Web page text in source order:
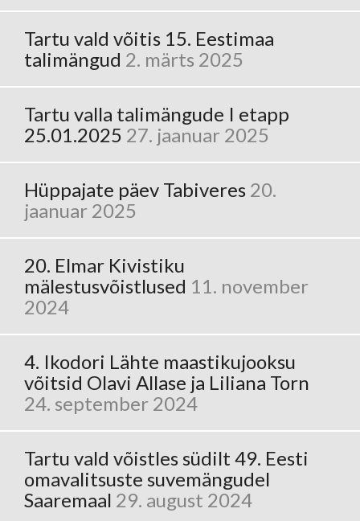
Tartu vald võitis 15. Eestimaa
talimängud 2. märts 2025
Tartu valla talimängude I etapp
25.01.2025 27. jaanuar 2025
Hüppajate päev Tabiveres 20.
jaanuar 2025
20. Elmar Kivistiku
mälestusvõistlused 11. november
2024
4. Ikodori Lähte maastikujooksu
võitsid Olavi Allase ja Liliana Torn
24. september 2024
Tartu vald võistles südilt 49. Eesti
omavalitsuste suvemängudel
Saaremaal 29. august 2024